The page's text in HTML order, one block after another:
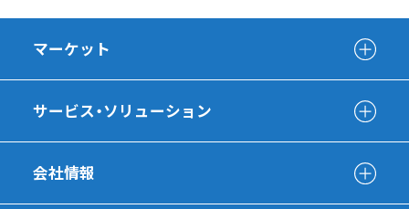
マーケット
サービス・ソリューション
会社情報